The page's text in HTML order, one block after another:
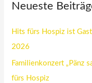
Neueste
Hits fürs Hospiz ist
2026
Familienkonzert „Pänz
fürs Hospiz